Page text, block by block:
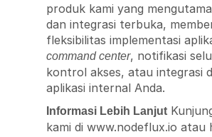
produk kami yang
dan integrasi terbuka,
fleksibilitas implementasi
command center, notifikasi
kontrol akses, atau integrasi
aplikasi internal Anda.
Informasi Lebih Lanjut
kami di www.nodeflux.io atau